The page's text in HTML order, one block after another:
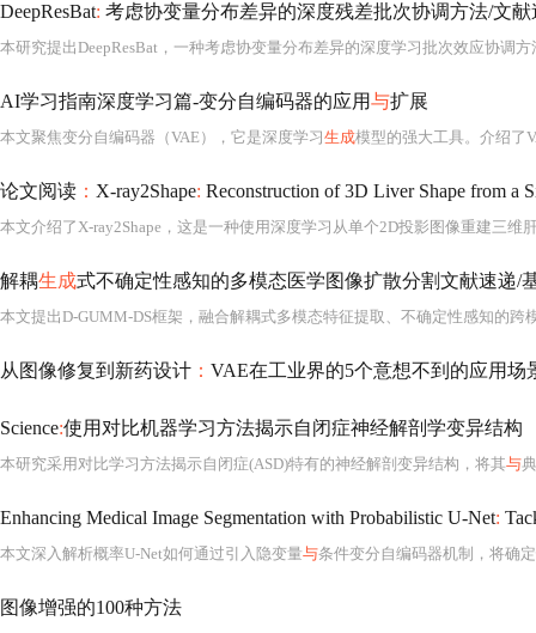
DeepResBat: 考虑协变量分布差异的深度残差批次协调方法/文
本研究提出DeepResBat，一种考虑协变量分布差异的深度学习批次效应协调
AI学习指南深度学习篇-变分自编码器的应用与扩展
本文聚焦变分自编码器（VAE），它是深度学习生成模型的强大工具。介绍了
论文阅读 ： X-ray2Shape: Reconstruction of 3D Liver Shape from a
解耦生成式不确定性感知的多模态医学图像扩散分割文献速递/
本文提出D-GUMM-DS框架，融合解耦式多模态特征提取、不确定性感知的跨
从图像修复到新药设计 ： VAE在工业界的5个意想不到的应用场
Science:使用对比机器学习方法揭示自闭症神经解剖学变异结构
本研究采用对比学习方法揭示自闭症(ASD)特有的神经解剖变异结构，将其与典
Enhancing Medical Image Segmentation with Probabilistic U-Net:
本文深入解析概率U-Net如何通过引入隐变量与条件变分自编码器机制，将确定性分
图像增强的100种方法